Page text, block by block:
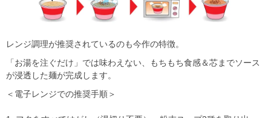
レンジ調理が推奨されているのも今作の特徴。
「お湯を注ぐだけ」では味わえない、もちもち食感＆芯までソース
が浸透した麺が完成します。
＜電子レンジでの推奨手順＞